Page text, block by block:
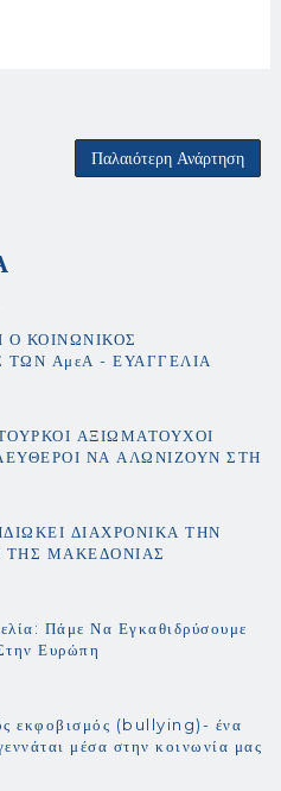
Παλαιότερη Ανάρτηση
Ο ΚΟΙΝΩΝΙΚΟΣ
ΑμεΑ - ΕΥΑΓΓΕΛΙΑ
ΑΞΙΩΜΑΤΟΥΧΟΙ
ΝΑ ΑΛΩΝΙΖΟΥΝ ΣΤΗ
ΔΙΑΧΡΟΝΙΚΑ ΤΗΝ
ΤΗΣ ΜΑΚΕΔΟΝΙΑΣ
Πάμε Να Εγκαθιδρύσουμε
Ευρώπη
εκφοβισμός (bullying)- ένα
μέσα στην κοινωνία μας